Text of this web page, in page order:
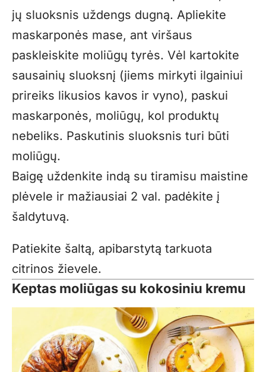
jų sluoksnis uždengs dugną. Apliekite
maskarponės mase, ant viršaus
paskleiskite moliūgų tyrės. Vėl kartokite
sausainių sluoksnį (jiems mirkyti ilgainiui
prireiks likusios kavos ir vyno), paskui
maskarponės, moliūgų, kol produktų
nebeliks. Paskutinis sluoksnis turi būti
moliūgų.
Baigę uždenkite indą su tiramisu maistine
plėvele ir mažiausiai 2 val. padėkite į
šaldytuvą.
Patiekite šaltą, apibarstytą tarkuota
citrinos žievele.
Keptas moliūgas su kokosiniu kremu